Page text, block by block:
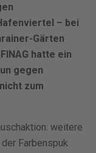
– bei
Gärten
hatte ein
gegen
zum
weitere
Farbenspuk